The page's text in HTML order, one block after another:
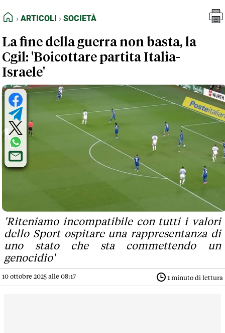
FEED RSS
NORMATIVE DEONTOLOGICHE
TERMINI e CONDIZIONI
HOME
ARTICOLI SOCIETÀ
La fine della guerra non basta, la
Cgil: 'Boicottare partita Italia-
Israele'
'Riteniamo incompatibile con tutti i valori
dello Sport ospitare una rappresentanza di
uno stato che sta commettendo un
genocidio'
10 ottobre 2025 alle 08:17 1minuto di lettura